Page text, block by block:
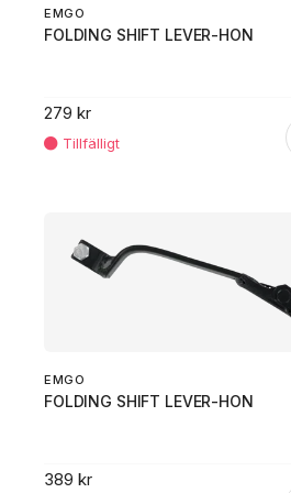
EMGO
FOLDING SHIFT LEVER-HON
279 kr
EMGO
FOLDING SHIFT LEVER-HON
389 kr